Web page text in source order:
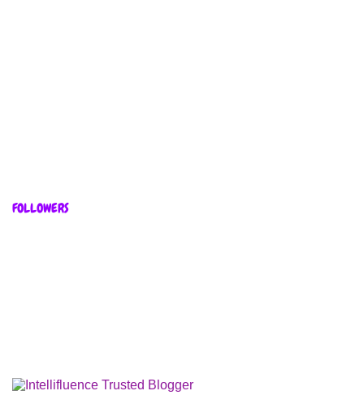
FOLLOWERS